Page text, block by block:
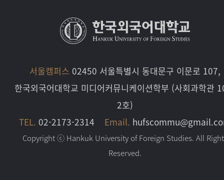
서울캠퍼스 02450 서울특별시 동대문구 이문로 107,
한국외국어대학교 미디어커뮤니케이션학부 (사회과학관
2호)
TEL. 02-2173-2314 Email.
Copyright ⓒ Hankuk University of Foreign Studies. All
Reserved.